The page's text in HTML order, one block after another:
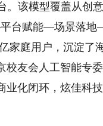
该模型覆盖从创
台赋能—场景落地
家庭用户，沉淀了
友会人工智能专
化闭环，炫佳科